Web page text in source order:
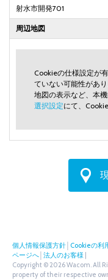
射水市開発701
周辺地図
Cookieの仕様設定が
ていない可能性があり
地図の表示など、本
選択設定にて、
個人情報保護方針 Cookieの利
ページへ 法人のお客様
Copyright © 2026 Wacom. All
property of their respective